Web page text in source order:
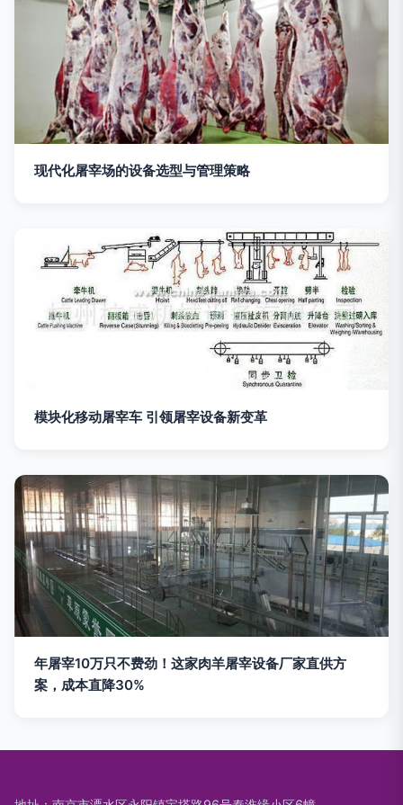
现代化屠宰场的设备选型与管理策略
模块化移动屠宰车 引领屠宰设备新变革
年屠宰10万只不费劲！这家肉羊屠宰设备厂家直供方
案，成本直降30%